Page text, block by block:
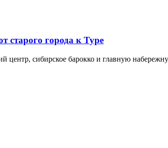
старого города к Туре
центр, сибирское барокко и главную